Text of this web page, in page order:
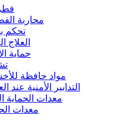
محاربة
تحكم
العلاج
حماية
مواد حافظة
التدابير الأمنية
معدات الحماية
معدات